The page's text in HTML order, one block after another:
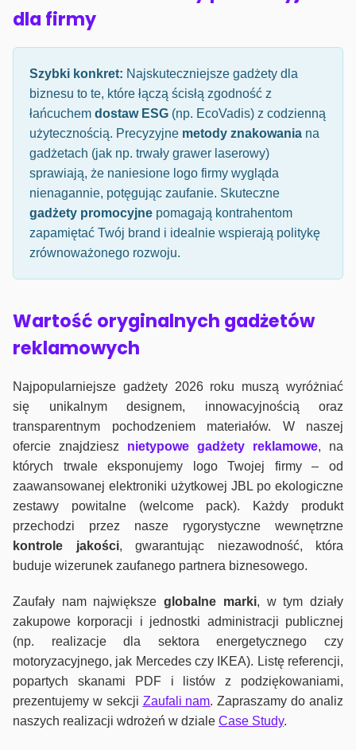
dla firmy
Szybki konkret: Najskuteczniejsze gadżety dla
biznesu to te, które łączą ścisłą zgodność z
łańcuchem dostaw ESG (np. EcoVadis) z codzienną
użytecznością. Precyzyjne metody znakowania na
gadżetach (jak np. trwały grawer laserowy)
sprawiają, że naniesione logo firmy wygląda
nienagannie, potęgując zaufanie. Skuteczne
gadżety promocyjne pomagają kontrahentom
zapamiętać Twój brand i idealnie wspierają politykę
zrównoważonego rozwoju.
Wartość oryginalnych gadżetów
reklamowych
Najpopularniejsze gadżety 2026 roku muszą wyróżniać
się unikalnym designem, innowacyjnością oraz
transparentnym pochodzeniem materiałów. W naszej
ofercie znajdziesz nietypowe gadżety reklamowe, na
których trwale eksponujemy logo Twojej firmy – od
zaawansowanej elektroniki użytkowej JBL po ekologiczne
zestawy powitalne (welcome pack). Każdy produkt
przechodzi przez nasze rygorystyczne wewnętrzne
kontrole jakości, gwarantując niezawodność, która
buduje wizerunek zaufanego partnera biznesowego.
Zaufały nam największeglobalne marki, w tym działy
zakupowe korporacji i jednostki administracji publicznej
(np. realizacje dla sektora energetycznego czy
motoryzacyjnego, jak Mercedes czy IKEA). Listę referencji,
popartych skanami PDF i listów z podziękowaniami,
prezentujemy w sekcji Zaufali nam. Zapraszamy do analiz
naszych realizacji wdrożeń w dziale Case Study.